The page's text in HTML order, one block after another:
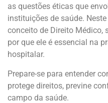
as questões éticas que
instituições de saúde.
conceito de Direito Médico,
por que ele é essencial na
hospitalar.
Prepare-se para entender
protege direitos, previne
campo da saúde.